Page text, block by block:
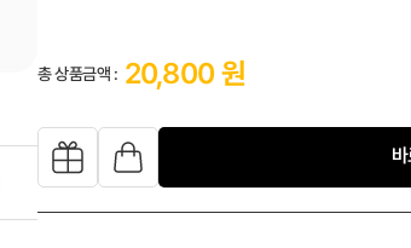
총 상품금액 : 20,800원